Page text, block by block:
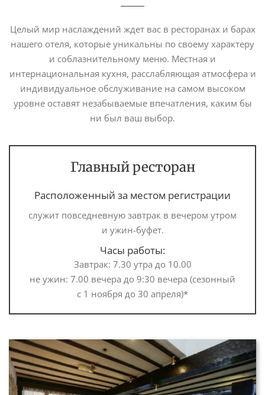
Целый мир наслаждений ждет вас в ресторанах и барах
нашего отеля, которые уникальны по своему характеру
и соблазнительному меню. Местная и
интернациональная кухня, расслабляющая атмосфера и
индивидуальное обслуживание на самом высоком
уровне оставят незабываемые впечатления, каким бы
ни был ваш выбор.
Главный ресторан
Расположенный за местом регистрации
служит повседневную завтрак в вечером утром
и ужин-буфет.
Часы работы:
Завтрак: 7.30 утра до 10.00
не ужин: 7.00 вечера до 9:30 вечера (сезонный
с 1 ноября до 30 апреля)*